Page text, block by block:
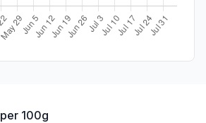
for 'Bbq Sauce 900g O'learys'
per 100g